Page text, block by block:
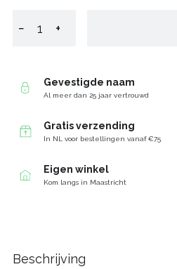
− +
Gevestigde naam
Al meer dan 25 jaar vertrouwd
Gratis verzending
In NL voor bestellingen vanaf €75
Eigen winkel
Kom langs in Maastricht
Beschrijving